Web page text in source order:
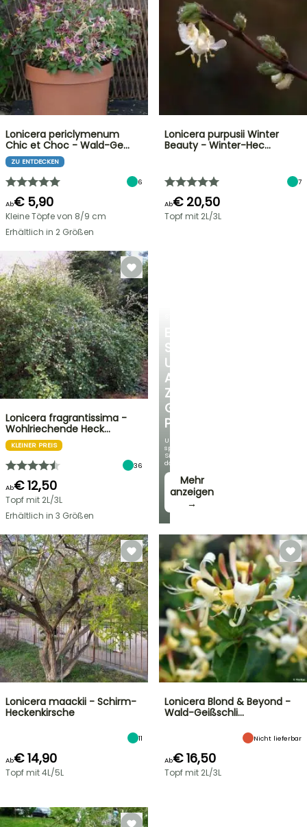
SIE
UNSERE
AUSWAHL
ZU
GÜNSTIGEN
PREISEN
Und
sparen
Sie
dabei!
Mehr
anzeigen
→
Lonicera periclymenum
Chic et Choc - Wald-Ge…
ZU ENTDECKEN
6
Ab€ 5,90
Kleine Töpfe von 8/9 cm
Erhältlich in 2 Größen
Lonicera purpusii Winter
Beauty - Winter-Hec…
7
Ab€ 20,50
Topf mit 2L/3L
Lonicera fragrantissima -
Wohlriechende Heck…
KLEINER PREIS
36
Ab€ 12,50
Topf mit 2L/3L
Erhältlich in 3 Größen
Lonicera maackii - Schirm-
Heckenkirsche
11
Ab€ 14,90
Topf mit 4L/5L
Lonicera Blond & Beyond -
Wald-Geißschli…
Nicht lieferbar
Ab€ 16,50
Topf mit 2L/3L